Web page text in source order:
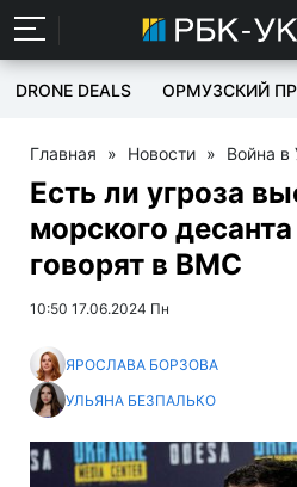
DRONE DEALS ОРМУЗСКИЙ
Главная » Новости » Война в
Есть ли угроза
морского
говорят в ВМС
10:50 17.06.2024 Пн
ЯРОСЛАВА БОРЗОВА
УЛЬЯНА БЕЗПАЛЬКО